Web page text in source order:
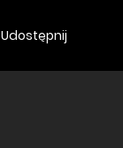
Udostępnij